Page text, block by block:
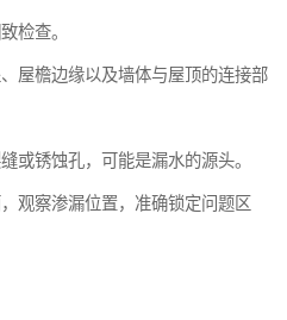
检查。
屋檐边缘以及墙体与屋顶的连接部
或锈蚀孔，可能是漏水的源头。
观察渗漏位置，准确锁定问题区